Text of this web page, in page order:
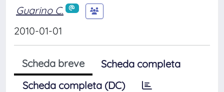
Guarino C.
2010-01-01
Scheda breve
Scheda completa
Scheda completa (DC)